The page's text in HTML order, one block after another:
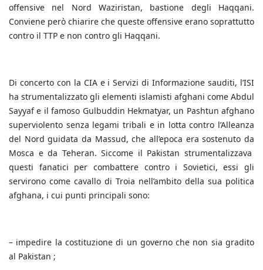
offensive nel Nord Waziristan, bastione degli Haqqani.
Conviene però chiarire che queste offensive erano soprattutto
contro il TTP e non contro gli Haqqani.
Di concerto con la CIA e i Servizi di Informazione sauditi, l’ISI
ha strumentalizzato gli elementi islamisti afghani come Abdul
Sayyaf e il famoso Gulbuddin Hekmatyar, un Pashtun afghano
superviolento senza legami tribali e in lotta contro l’Alleanza
del Nord guidata da Massud, che all’epoca era sostenuto da
Mosca e da Teheran. Siccome il Pakistan strumentalizzava
questi fanatici per combattere contro i Sovietici, essi gli
servirono come cavallo di Troia nell’ambito della sua politica
afghana, i cui punti principali sono:
– impedire la costituzione di un governo che non sia gradito
al Pakistan ;